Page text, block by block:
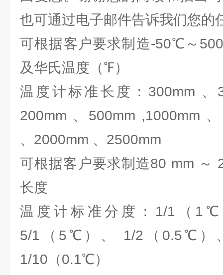
也可通过电子邮件告诉我们您
可根据客户要求制造-50℃～
及华氏温度（℉）
温度计标准长度：300mm 、
200mm 、500mm ,1000mm
、2000mm 、2500mm
可根据客户要求制造80 mm ～
长度
温度计标准分度：1/1（
5/1（5℃）、 1/2（0.5℃）
1/10（0.1℃）